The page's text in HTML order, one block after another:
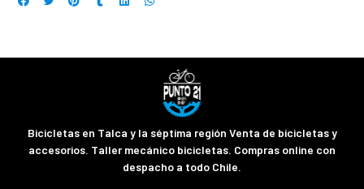
Bicicletas en Talca y la séptima región Venta de bicicletas y
accesorios. Taller mecánico bicicletas. Compras online con
despacho a todo Chile.